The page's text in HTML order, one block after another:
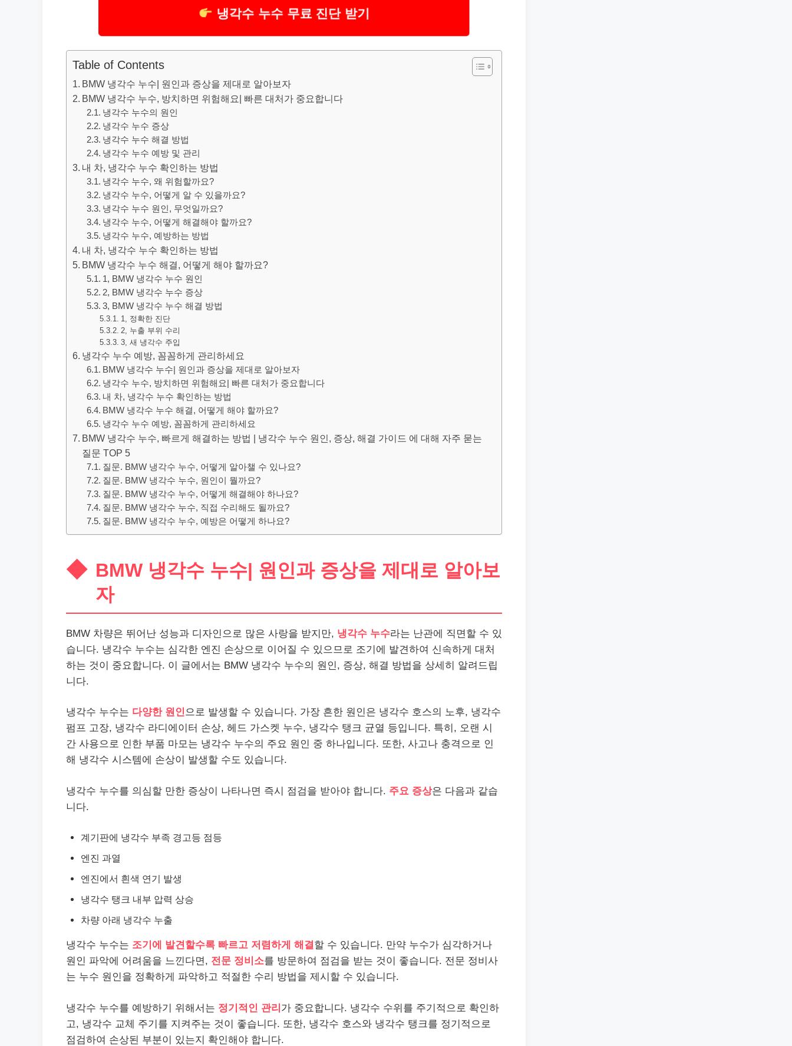
냉각수 누수 무료 진단 받기
Table of Contents
BMW 냉각수 누수| 원인과 증상을 제대로 알아보자
BMW 냉각수 누수, 방치하면 위험해요| 빠른 대처가 중요합니다
냉각수 누수의 원인
냉각수 누수 증상
냉각수 누수 해결 방법
냉각수 누수 예방 및 관리
내 차, 냉각수 누수 확인하는 방법
냉각수 누수, 왜 위험할까요?
냉각수 누수, 어떻게 알 수 있을까요?
냉각수 누수 원인, 무엇일까요?
냉각수 누수, 어떻게 해결해야 할까요?
냉각수 누수, 예방하는 방법
내 차, 냉각수 누수 확인하는 방법
BMW 냉각수 누수 해결, 어떻게 해야 할까요?
1, BMW 냉각수 누수 원인
2, BMW 냉각수 누수 증상
3, BMW 냉각수 누수 해결 방법
1, 정확한 진단
2, 누출 부위 수리
3, 새 냉각수 주입
냉각수 누수 예방, 꼼꼼하게 관리하세요
BMW 냉각수 누수| 원인과 증상을 제대로 알아보자
냉각수 누수, 방치하면 위험해요| 빠른 대처가 중요합니다
내 차, 냉각수 누수 확인하는 방법
BMW 냉각수 누수 해결, 어떻게 해야 할까요?
냉각수 누수 예방, 꼼꼼하게 관리하세요
BMW 냉각수 누수, 빠르게 해결하는 방법 | 냉각수 누수 원인, 증상, 해결 가이드 에 대해 자주 묻는
질문 TOP 5
질문. BMW 냉각수 누수, 어떻게 알아챌 수 있나요?
질문. BMW 냉각수 누수, 원인이 뭘까요?
질문. BMW 냉각수 누수, 어떻게 해결해야 하나요?
질문. BMW 냉각수 누수, 직접 수리해도 될까요?
질문. BMW 냉각수 누수, 예방은 어떻게 하나요?
BMW 냉각수 누수| 원인과 증상을 제대로 알아보
자
BMW 차량은 뛰어난 성능과 디자인으로 많은 사랑을 받지만, 냉각수 누수라는 난관에 직면할 수 있
습니다. 냉각수 누수는 심각한 엔진 손상으로 이어질 수 있으므로 조기에 발견하여 신속하게 대처
하는 것이 중요합니다. 이 글에서는 BMW 냉각수 누수의 원인, 증상, 해결 방법을 상세히 알려드립
니다.
냉각수 누수는 다양한 원인으로 발생할 수 있습니다. 가장 흔한 원인은 냉각수 호스의 노후, 냉각수
펌프 고장, 냉각수 라디에이터 손상, 헤드 가스켓 누수, 냉각수 탱크 균열 등입니다. 특히, 오랜 시
간 사용으로 인한 부품 마모는 냉각수 누수의 주요 원인 중 하나입니다. 또한, 사고나 충격으로 인
해 냉각수 시스템에 손상이 발생할 수도 있습니다.
냉각수 누수를 의심할 만한 증상이 나타나면 즉시 점검을 받아야 합니다. 주요 증상은 다음과 같습
니다.
계기판에 냉각수 부족 경고등 점등
엔진 과열
엔진에서 흰색 연기 발생
냉각수 탱크 내부 압력 상승
차량 아래 냉각수 누출
냉각수 누수는 조기에 발견할수록 빠르고 저렴하게 해결할 수 있습니다. 만약 누수가 심각하거나
원인 파악에 어려움을 느낀다면, 전문 정비소를 방문하여 점검을 받는 것이 좋습니다. 전문 정비사
는 누수 원인을 정확하게 파악하고 적절한 수리 방법을 제시할 수 있습니다.
냉각수 누수를 예방하기 위해서는 정기적인 관리 가 중요합니다. 냉각수 수위를 주기적으로 확인하
고, 냉각수 교체 주기를 지켜주는 것이 좋습니다. 또한, 냉각수 호스와 냉각수 탱크를 정기적으로
점검하여 손상된 부분이 있는지 확인해야 합니다.